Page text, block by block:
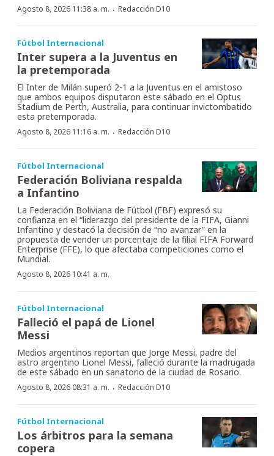
Agosto 8, 2026 11:38 a. m. · Redacción D10
Fútbol Internacional
Inter supera a la Juventus en
la pretemporada
El Inter de Milán superó 2-1 a la Juventus en el amistoso
que ambos equipos disputaron este sábado en el Optus
Stadium de Perth, Australia, para continuar invictombatido
esta pretemporada.
Agosto 8, 2026 11:16 a. m. · Redacción D10
Fútbol Internacional
Federación Boliviana respalda
a Infantino
La Federación Boliviana de Fútbol (FBF) expresó su
confianza en el “liderazgo del presidente de la FIFA, Gianni
Infantino y destacó la decisión de “no avanzar” en la
propuesta de vender un porcentaje de la filial FIFA Forward
Enterprise (FFE), lo que afectaba competiciones como el
Mundial.
Agosto 8, 2026 10:41 a. m.
Fútbol Internacional
Falleció el papá de Lionel
Messi
Medios argentinos reportan que Jorge Messi, padre del
astro argentino Lionel Messi, falleció durante la madrugada
de este sábado en un sanatorio de la ciudad de Rosario.
Agosto 8, 2026 08:31 a. m. · Redacción D10
Fútbol Internacional
Los árbitros para la semana
copera